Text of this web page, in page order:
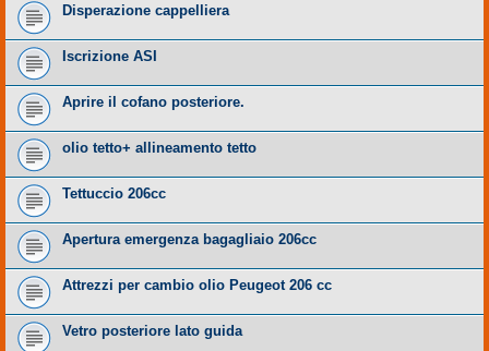
Disperazione cappelliera
Iscrizione ASI
Aprire il cofano posteriore.
olio tetto+ allineamento tetto
Tettuccio 206cc
Apertura emergenza bagagliaio 206cc
Attrezzi per cambio olio Peugeot 206 cc
Vetro posteriore lato guida